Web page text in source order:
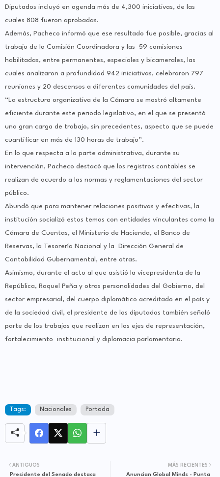
Diputados incluyó en agenda más de 4,300 iniciativas, de las
cuales 808 fueron aprobadas.
Además, Pacheco informó que ese resultado fue posible, gracias al
trabajo de la Comisión Coordinadora y las 59 comisiones
habilitadas, entre permanentes, especiales y bicamerales, las
cuales analizaron a profundidad 942 iniciativas, celebraron 797
reuniones y 20 descensos a diferentes comunidades del país.
“La estructura organizativa de la Cámara se mostró altamente
eficiente durante este periodo legislativo, en el que se presentó
una gran carga de trabajo, sin precedentes, aspecto que se puede
cuantificar en más de 130 horas de trabajo”.
En lo que respecta a la parte administrativa, durante su
intervención, Pacheco destacó que los registros contables se
realizan de acuerdo a las normas y reglamentaciones del sector
público.
Abundó que para mantener relaciones positivas y efectivas, la
institución socializó estos temas con entidades vinculantes como la
Cámara de Cuentas, el Ministerio de Hacienda, el Banco de
Reservas, la Tesorería Nacional y la Dirección General de
Contabilidad Gubernamental, entre otras.
Asimismo, durante el acto al que asistió la vicepresidenta de la
República, Raquel Peña y otras personalidades del Gobierno, del
sector empresarial, del cuerpo diplomático acreditado en el país y
de la sociedad civil, el presidente de los diputados también señaló
parte de los trabajos que realizan en los ejes de representación,
fortalecimiento institucional y diplomacia parlamentaria.
Tags: Nacionales Portada
MÁS RECIENTES
Anuncian Global Minds - Punta
ANTIGUOS
Presidente del Senado destaca